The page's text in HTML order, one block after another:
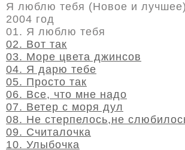
Я люблю тебя (Новое и
2004 год
01. Я люблю тебя
02. Вот так
03. Море цвета джинсов
04. Я дарю тебе
05. Просто так
06. Все, что мне надо
07. Ветер с моря дул
08. Не стерпелось,не
09. Считалочка
10. Улыбочка